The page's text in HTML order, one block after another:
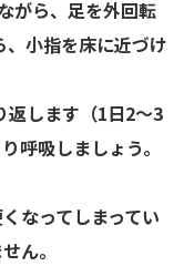
がら、足を外回転
小指を床に近づけ
返します（1日2～3
呼吸しましょう。
なってしまってい
ん。